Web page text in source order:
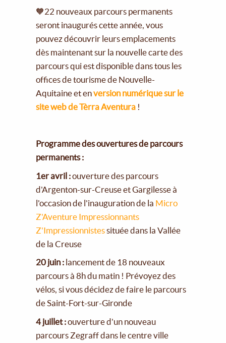
🧡22 nouveaux parcours permanents
seront inaugurés cette année, vous
pouvez découvrir leurs emplacements
dès maintenant sur la nouvelle carte des
parcours qui est disponible dans tous les
offices de tourisme de Nouvelle-
Aquitaine et enversion numérique sur le
site web de Tèrra Aventura !
Programme des ouvertures de parcours
permanents :
1er avril :ouverture des parcours
d'Argenton-sur-Creuse et Gargilesse à
l'occasion de l'inauguration de la Micro
Z'Aventure Impressionnants
Z'Impressionnistessituée dans la Vallée
de la Creuse
20 juin : lancement de 18 nouveaux
parcours à 8h du matin ! Prévoyez des
vélos, si vous décidez de faire le parcours
de Saint-Fort-sur-Gironde
4 juillet :ouverture d'un nouveau
parcours Zegraff dans le centre ville